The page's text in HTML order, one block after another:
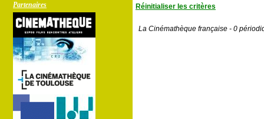
Partenaires
Réinitialiser les critères
La Cinémathèque française - 0